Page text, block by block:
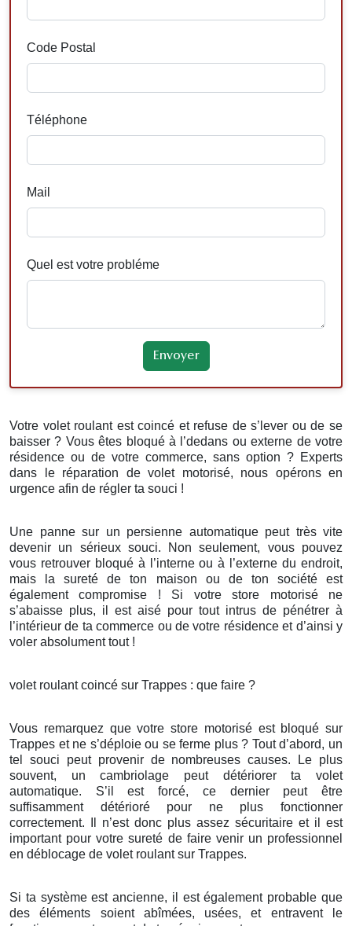
Code Postal
Téléphone
Mail
Quel est votre probléme
Votre volet roulant est coincé et refuse de s’lever ou de se
baisser ? Vous êtes bloqué à l’dedans ou externe de votre
résidence ou de votre commerce, sans option ? Experts
dans le réparation de volet motorisé, nous opérons en
urgence afin de régler ta souci !
Une panne sur un persienne automatique peut très vite
devenir un sérieux souci. Non seulement, vous pouvez
vous retrouver bloqué à l’interne ou à l’externe du endroit,
mais la sureté de ton maison ou de ton société est
également compromise ! Si votre store motorisé ne
s’abaisse plus, il est aisé pour tout intrus de pénétrer à
l’intérieur de ta commerce ou de votre résidence et d’ainsi y
voler absolument tout !
volet roulant coincé sur Trappes : que faire ?
Vous remarquez que votre store motorisé est bloqué sur
Trappes et ne s’déploie ou se ferme plus ? Tout d’abord, un
tel souci peut provenir de nombreuses causes. Le plus
souvent, un cambriolage peut détériorer ta volet
automatique. S’il est forcé, ce dernier peut être
suffisamment détérioré pour ne plus fonctionner
correctement. Il n’est donc plus assez sécuritaire et il est
important pour votre sureté de faire venir un professionnel
en déblocage de volet roulant sur Trappes.
Si ta système est ancienne, il est également probable que
des éléments soient abîmées, usées, et entravent le